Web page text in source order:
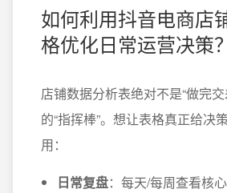
如何利用抖音电商店
格优化日常运营决策？
店铺数据分析表绝对不是“做完
的“指挥棒”。想让表格真正给决
用：
日常复盘：每天/每周查看核